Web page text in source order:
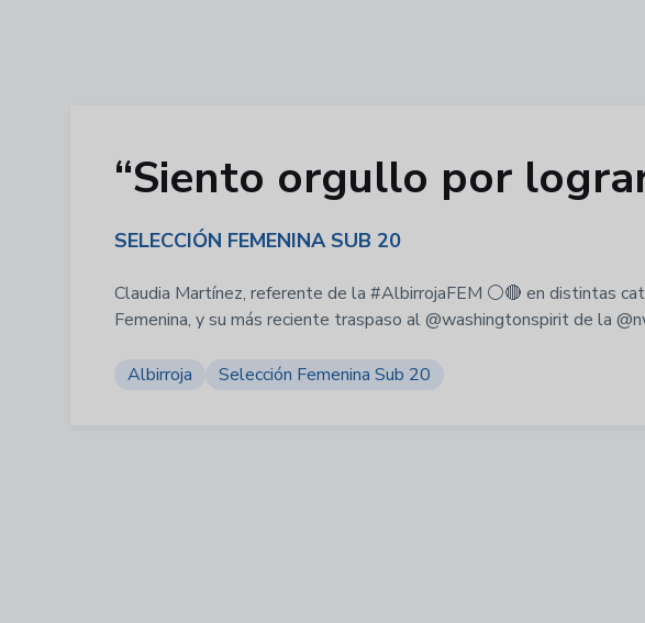
“Siento orgullo por
SELECCIÓN FEMENINA SUB 20
Claudia Martínez, referente de la #AlbirrojaFEM ⚪🔴 en distintas
Femenina, y su más reciente traspaso al @washingtonspirit de la
Albirroja Selección Femenina Sub 20